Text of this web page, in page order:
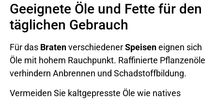
Geeignete Öle und Fette für den
täglichen Gebrauch
Für das BratenverschiedenerSpeiseneignen sich
Öle mit hohem Rauchpunkt. Raffinierte Pflanzenöle
verhindern Anbrennen und Schadstoffbildung.
Vermeiden Sie kaltgepresste Öle wie natives